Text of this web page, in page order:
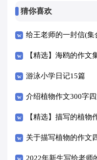
猜你喜欢
给王老师的一封信(集
【精选】海鸥的作文
游泳小学日记15篇
介绍植物作文300字
【精选】描写的植物
关于描写植物的作文
2022年新生写给老师